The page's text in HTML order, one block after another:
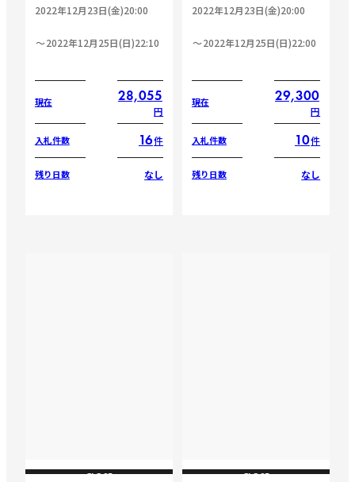
2022年12月23日(金)20:00
2022年12月25日(日)22:10
現在 28,055
円
入札件数 16件
残り日数 なし
2022年12月23日(金)20:00
2022年12月25日(日)22:00
現在 29,300
円
入札件数 10件
残り日数 なし
CLOSE CLOSE